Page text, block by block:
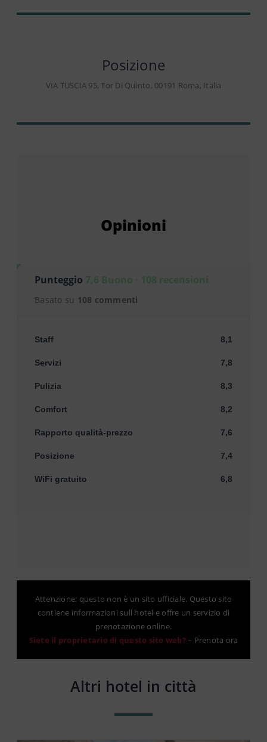
Posizione
VIA TUSCIA 95, Tor Di Quinto, 00191 Roma, Italia
Opinioni
Punteggio 7,6 Buono · 108 recensioni
Basato su 108 commenti
Staff 8,1
Servizi 7,8
Pulizia 8,3
Comfort 8,2
Rapporto qualità-prezzo 7,6
Posizione 7,4
WiFi gratuito 6,8
Attenzione: questo non è un sito ufficiale. Questo sito
contiene informazioni sull hotel e offre un servizio di
prenotazione online.
Siete il proprietario di questo sito web?– Prenota ora
Altri hotel in città